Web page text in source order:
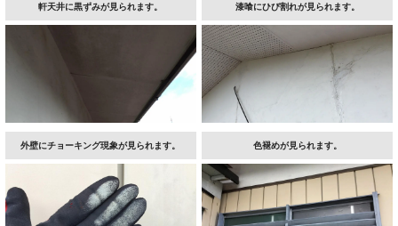
軒天井に黒ずみが見られます。 漆喰にひび割れが見られます。
外壁にチョーキング現象が見られます。 色褪めが見られます。